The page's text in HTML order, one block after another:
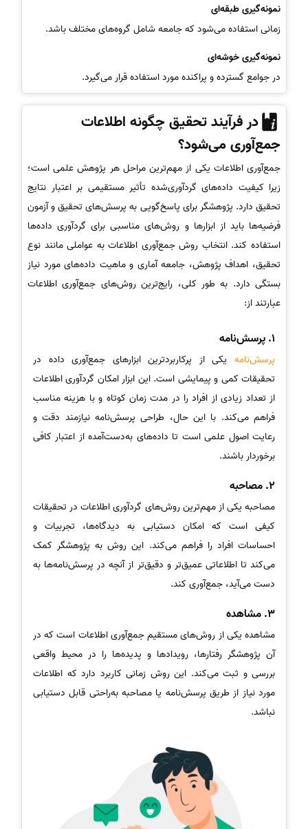
نمونه‌گیری طبقه‌ای
زمانی استفاده می‌شود که جامعه شامل گروه‌های مختلف باشد.
نمونه‌گیری خوشه‌ای
در جوامع گسترده و پراکنده مورد استفاده قرار می‌گیرد.
در فرآیند تحقیق چگونه اطلاعات
جمع‌آوری می‌شود؟
جمع‌آوری اطلاعات یکی از مهم‌ترین مراحل هر پژوهش علمی است؛
زیرا کیفیت داده‌های گردآوری‌شده تأثیر مستقیمی بر اعتبار نتایج
تحقیق دارد. پژوهشگر برای پاسخ‌گویی به پرسش‌های تحقیق و آزمون
فرضیه‌ها باید از ابزارها و روش‌های مناسبی برای گردآوری داده‌ها
استفاده کند. انتخاب روش جمع‌آوری اطلاعات به عواملی مانند نوع
تحقیق، اهداف پژوهش، جامعه آماری و ماهیت داده‌های مورد نیاز
بستگی دارد. به طور کلی، رایج‌ترین روش‌های جمع‌آوری اطلاعات
عبارتند از:
1. پرسش‌نامه
پرسش‌نامه یکی از پرکاربردترین ابزارهای جمع‌آوری داده در
تحقیقات کمی و پیمایشی است. این ابزار امکان گردآوری اطلاعات
از تعداد زیادی از افراد را در مدت زمان کوتاه و با هزینه مناسب
فراهم می‌کند. با این حال، طراحی پرسش‌نامه نیازمند دقت و
رعایت اصول علمی است تا داده‌های به‌دست‌آمده از اعتبار کافی
برخوردار باشند.
2. مصاحبه
مصاحبه یکی از مهم‌ترین روش‌های گردآوری اطلاعات در تحقیقات
کیفی است که امکان دستیابی به دیدگاه‌ها، تجربیات و
احساسات افراد را فراهم می‌کند. این روش به پژوهشگر کمک
می‌کند تا اطلاعاتی عمیق‌تر و دقیق‌تر از آنچه در پرسش‌نامه‌ها به
دست می‌آید، جمع‌آوری کند.
3. مشاهده
مشاهده یکی از روش‌های مستقیم جمع‌آوری اطلاعات است که در
آن پژوهشگر رفتارها، رویدادها و پدیده‌ها را در محیط واقعی
بررسی و ثبت می‌کند. این روش زمانی کاربرد دارد که اطلاعات
مورد نیاز از طریق پرسش‌نامه یا مصاحبه به‌راحتی قابل دستیابی
نباشد.